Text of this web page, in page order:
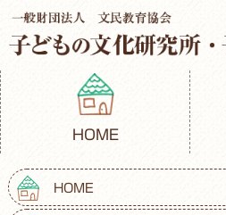
HOME
HOME